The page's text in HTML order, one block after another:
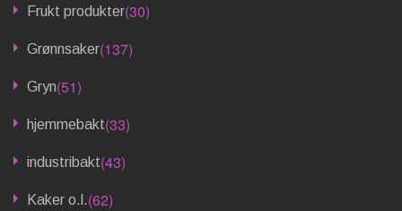
Frukt produkter(30)
Grønnsaker(137)
Gryn(51)
hjemmebakt(33)
industribakt(43)
Kaker o.l.(62)